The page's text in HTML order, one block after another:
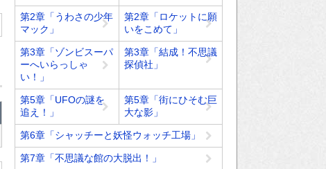
第2章「うわさの少年
マック」
第2章「ロケットに願
いをこめて」
第3章「ゾンビスーパ
ーへいらっしゃ
い！」
第3章「結成！不思議
探偵社」
第5章「UFOの謎を
追え！」
第5章「街にひそむ巨
大な影」
第6章「シャッチーと妖怪ウォッチ工場」
第7章「不思議な館の大脱出！」